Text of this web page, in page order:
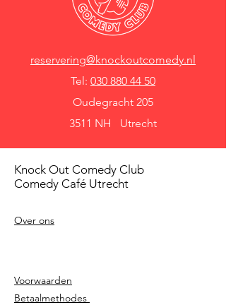
reservering@knockoutcomedy.nl
Tel: 030 880 44 50
Oudegracht 205
3511 NH Utrecht
Knock Out Comedy Club
Comedy Café Utrecht
Over ons
Voorwaarden
Betaalmethodes